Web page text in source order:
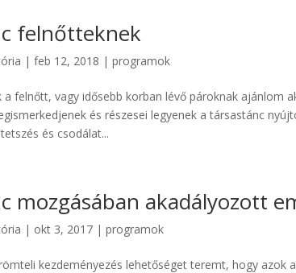
felnőtteknek
|feb 12, 2018 |programok
a felnőtt, vagy idősebb korban lévő pároknak ajánlom
és részesei legyenek a társastánc
és csodálat...
mozgásában akadályozott
| okt 3, 2017 |programok
kezdeményezés lehetőséget teremt, hogy azok